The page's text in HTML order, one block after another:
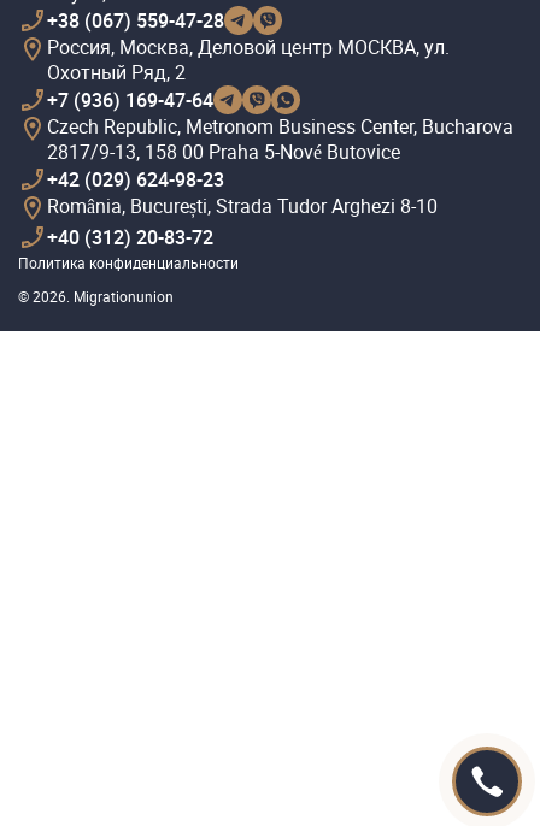
+38 (067) 559-47-28
Россия, Москва, Деловой центр МОСКВА, ул.
Охотный Ряд, 2
+7 (936) 169-47-64
Czech Republic, Metronom Business Center, Bucharova
2817/9-13, 158 00 Praha 5-Nové Butovice
+42 (029) 624-98-23
România, București, Strada Tudor Arghezi 8-10
+40 (312) 20-83-72
© 2026. Migrationunion
Политика конфиденциальности